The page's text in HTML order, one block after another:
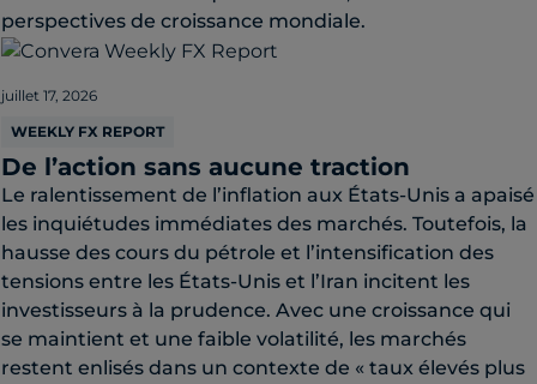
perspectives de croissance mondiale.
juillet 17, 2026
WEEKLY FX REPORT
De l’action sans aucune traction
Le ralentissement de l’inflation aux États-Unis a apaisé
les inquiétudes immédiates des marchés. Toutefois, la
hausse des cours du pétrole et l’intensification des
tensions entre les États-Unis et l’Iran incitent les
investisseurs à la prudence. Avec une croissance qui
se maintient et une faible volatilité, les marchés
restent enlisés dans un contexte de « taux élevés plus